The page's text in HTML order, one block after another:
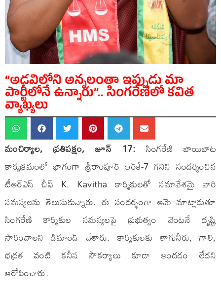
“అడవిలోని అన్నలంతా ఇప్పుడు మా
పార్టీలోనే ఉన్నారు”.. సింగరేణిలో కవిత
వ్యాఖ్యలు
మంచిర్యాల, ప్రతిపక్షం, జూన్ 17: సింగరేణి బాయిబాట
కార్యక్రమంలో భాగంగా శ్రీరాంపూర్ ఆర్‌కే-7 గనిని సందర్శించిన
టీఆర్ఎస్ చీఫ్ K. Kavitha కార్మికులతో సమావేశమై వారి
సమస్యలను తెలుసుకున్నారు. ఈ సందర్భంగా ఆమె మాట్లాడుతూ
సింగరేణి కార్మికుల సమస్యలపై ప్రభుత్వం వెంటనే దృష్టి
సారించాలని డిమాండ్ చేశారు. కార్మికులకు తాగునీరు, గాలి,
భద్రత వంటి కనీస సౌకర్యాలు కూడా అందడం లేదని
ఆరోపించారు.